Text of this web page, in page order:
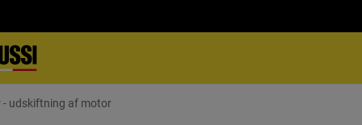
- udskiftning af motor